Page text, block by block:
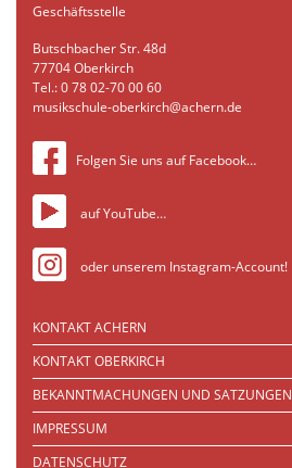
Geschäftsstelle
Butschbacher Str. 48d
77704 Oberkirch
Tel.: 0 78 02-70 00 60
musikschule-oberkirch@achern.de
Folgen Sie uns auf Facebook…
auf YouTube…
oder unserem Instagram-Account!
KONTAKT ACHERN
KONTAKT OBERKIRCH
BEKANNTMACHUNGEN UND SATZUNGEN
IMPRESSUM
DATENSCHUTZ